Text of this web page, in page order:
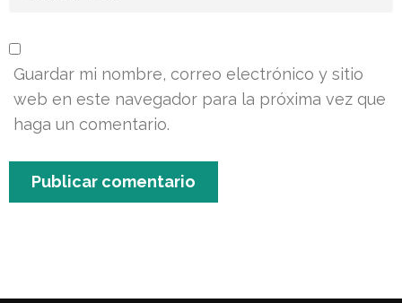
Guardar mi nombre, correo electrónico y sitio
web en este navegador para la próxima vez que
haga un comentario.